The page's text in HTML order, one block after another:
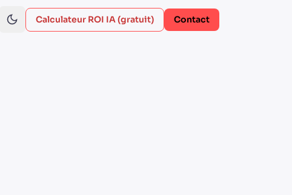
Calculateur ROI IA (gratuit) Contact